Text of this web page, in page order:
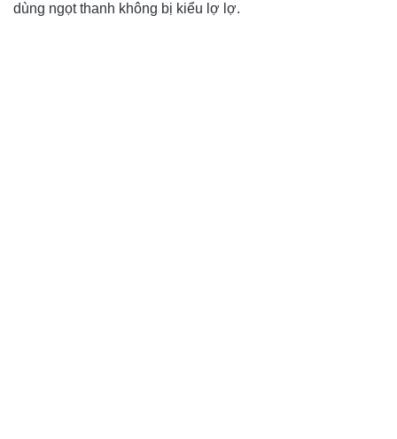
dùng ngọt thanh không bị kiểu lợ lợ.